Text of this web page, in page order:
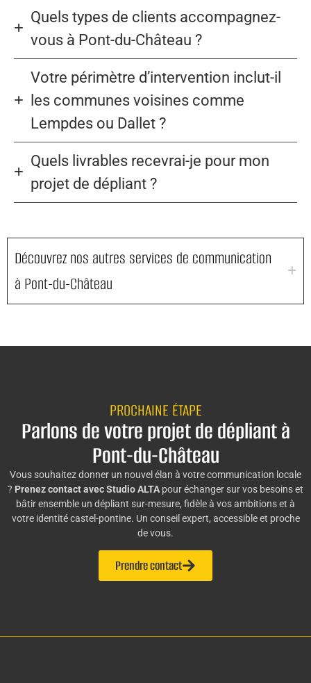
Quels types de clients accompagnez-
vous à Pont-du-Château ?
Votre périmètre d’intervention inclut-il
les communes voisines comme
Lempdes ou Dallet ?
Quels livrables recevrai-je pour mon
projet de dépliant ?
Découvrez nos autres services de communication
à Pont-du-Château
PROCHAINE ÉTAPE
Parlons de votre projet de dépliant à
Pont-du-Château
Vous souhaitez donner un nouvel élan à votre communication locale
? Prenez contact avec Studio ALTA pour échanger sur vos besoins et
bâtir ensemble un dépliant sur-mesure, fidèle à vos ambitions et à
votre identité castel-pontine. Un conseil expert, accessible et proche
de vous.
Prendre contact